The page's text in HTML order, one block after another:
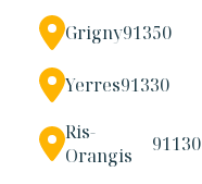
Grigny91350
Yerres91330
Ris-
Orangis
91130